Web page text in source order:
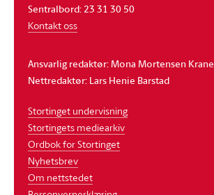
Sentralbord: 23 31 30 50
Kontakt oss
Ansvarlig redaktør: Mona Mortensen Krane
Nettredaktør: Lars Henie Barstad
Stortinget undervisning
Stortingets mediearkiv
Ordbok for Stortinget
Nyhetsbrev
Om nettstedet